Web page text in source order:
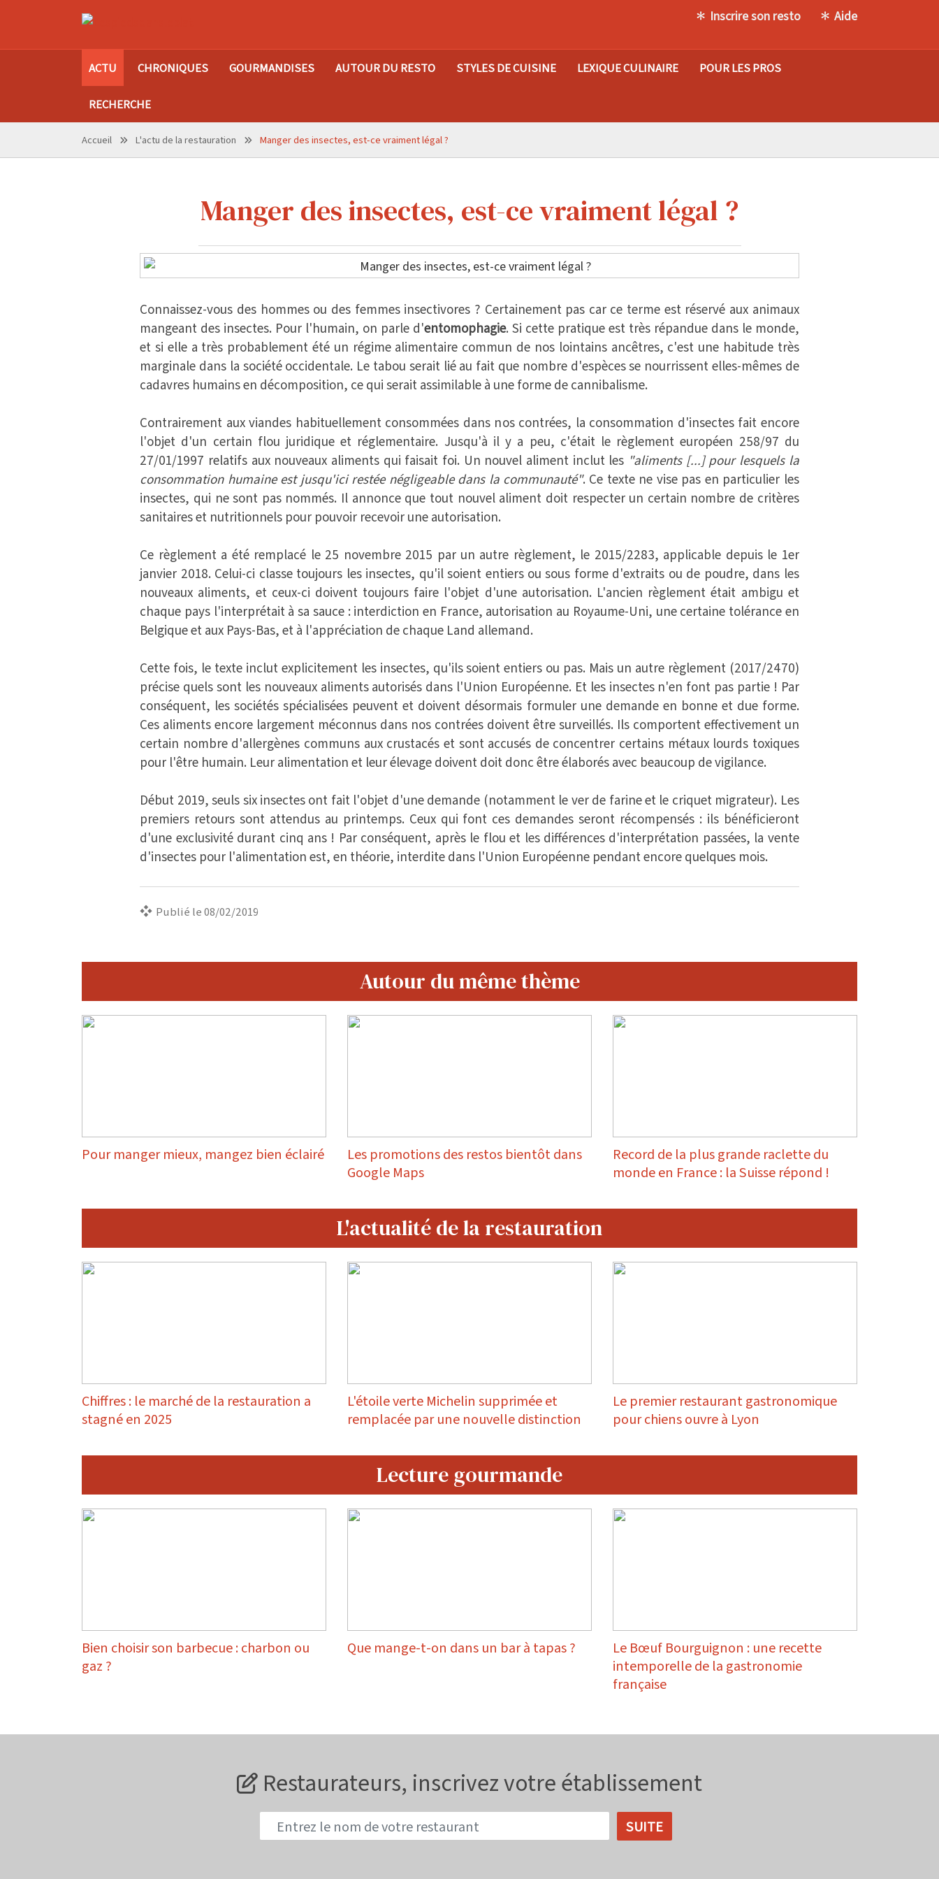
Inscrire son resto Aide
ACTU CHRONIQUES GOURMANDISES AUTOUR DU RESTO STYLES DE CUISINE LEXIQUE CULINAIRE POUR LES PROS
RECHERCHE
Accueil L'actu de la restauration Manger des insectes, est-ce vraiment légal ?
Manger des insectes, est-ce vraiment légal ?
Connaissez-vous des hommes ou des femmes insectivores ? Certainement pas car ce terme est réservé aux animaux
mangeant des insectes. Pour l'humain, on parle d'entomophagie. Si cette pratique est très répandue dans le monde,
et si elle a très probablement été un régime alimentaire commun de nos lointains ancêtres, c'est une habitude très
marginale dans la société occidentale. Le tabou serait lié au fait que nombre d'espèces se nourrissent elles-mêmes de
cadavres humains en décomposition, ce qui serait assimilable à une forme de cannibalisme.
Contrairement aux viandes habituellement consommées dans nos contrées, la consommation d'insectes fait encore
l'objet d'un certain flou juridique et réglementaire. Jusqu'à il y a peu, c'était le règlement européen 258/97 du
27/01/1997 relatifs aux nouveaux aliments qui faisait foi. Un nouvel aliment inclut les "aliments [...] pour lesquels la
consommation humaine est jusqu'ici restée négligeable dans la communauté". Ce texte ne vise pas en particulier les
insectes, qui ne sont pas nommés. Il annonce que tout nouvel aliment doit respecter un certain nombre de critères
sanitaires et nutritionnels pour pouvoir recevoir une autorisation.
Ce règlement a été remplacé le 25 novembre 2015 par un autre règlement, le 2015/2283, applicable depuis le 1er
janvier 2018. Celui-ci classe toujours les insectes, qu'il soient entiers ou sous forme d'extraits ou de poudre, dans les
nouveaux aliments, et ceux-ci doivent toujours faire l'objet d'une autorisation. L'ancien règlement était ambigu et
chaque pays l'interprétait à sa sauce : interdiction en France, autorisation au Royaume-Uni, une certaine tolérance en
Belgique et aux Pays-Bas, et à l'appréciation de chaque Land allemand.
Cette fois, le texte inclut explicitement les insectes, qu'ils soient entiers ou pas. Mais un autre règlement (2017/2470)
précise quels sont les nouveaux aliments autorisés dans l'Union Européenne. Et les insectes n'en font pas partie ! Par
conséquent, les sociétés spécialisées peuvent et doivent désormais formuler une demande en bonne et due forme.
Ces aliments encore largement méconnus dans nos contrées doivent être surveillés. Ils comportent effectivement un
certain nombre d'allergènes communs aux crustacés et sont accusés de concentrer certains métaux lourds toxiques
pour l'être humain. Leur alimentation et leur élevage doivent doit donc être élaborés avec beaucoup de vigilance.
Début 2019, seuls six insectes ont fait l'objet d'une demande (notamment le ver de farine et le criquet migrateur). Les
premiers retours sont attendus au printemps. Ceux qui font ces demandes seront récompensés : ils bénéficieront
d'une exclusivité durant cinq ans ! Par conséquent, après le flou et les différences d'interprétation passées, la vente
d'insectes pour l'alimentation est, en théorie, interdite dans l'Union Européenne pendant encore quelques mois.
Publié le 08/02/2019
Autour du même thème
Pour manger mieux, mangez bien éclairé
Les promotions des restos bientôt dans
Google Maps
Record de la plus grande raclette du
monde en France : la Suisse répond !
L'actualité de la restauration
Chiffres : le marché de la restauration a
stagné en 2025
L'étoile verte Michelin supprimée et
remplacée par une nouvelle distinction
Le premier restaurant gastronomique
pour chiens ouvre à Lyon
Lecture gourmande
Bien choisir son barbecue : charbon ou
gaz ?
Que mange-t-on dans un bar à tapas ?
Le Bœuf Bourguignon : une recette
intemporelle de la gastronomie
française
Restaurateurs, inscrivez votre établissement